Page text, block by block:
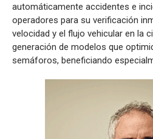
automáticamente accidentes e
operadores para su verificación
velocidad y el flujo vehicular en la
generación de modelos que
semáforos, beneficiando